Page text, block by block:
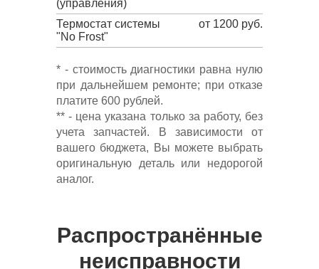
(управления)
Термостат системы
"No Frost"
от 1200 руб.
* - стоимость диагностики равна нулю
при дальнейшем ремонте; при отказе
платите 600 рублей.
** - цена указана только за работу, без
учета запчастей. В зависимости от
вашего бюджета, Вы можете выбрать
оригинальную деталь или недорогой
аналог.
Распространённые
неисправности